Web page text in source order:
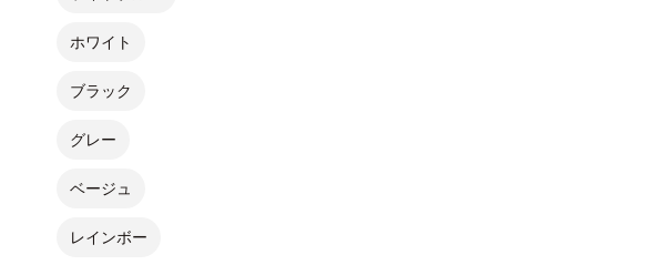
ホワイト
ブラック
グレー
ベージュ
レインボー